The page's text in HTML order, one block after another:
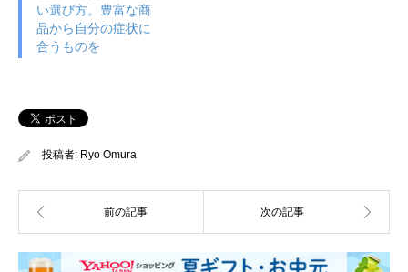
い選び方。豊富な商
品から自分の症状に
合うものを
投稿者: Ryo Omura